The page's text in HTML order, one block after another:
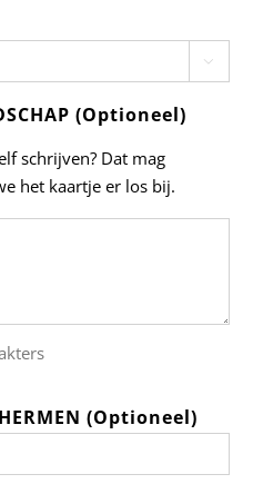

(Optioneel)
schrijven? Dat mag
het kaartje er los bij.
(Optioneel)